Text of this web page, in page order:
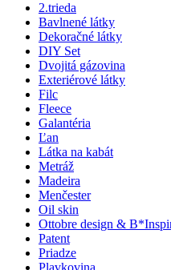
2.trieda
Bavlnené látky
Dekoračné látky
DIY Set
Dvojitá gázovina
Exteriérové látky
Filc
Fleece
Galantéria
Ľan
Látka na kabát
Metráž
Madeira
Menčester
Oil skin
Ottobre design &
Patent
Priadze